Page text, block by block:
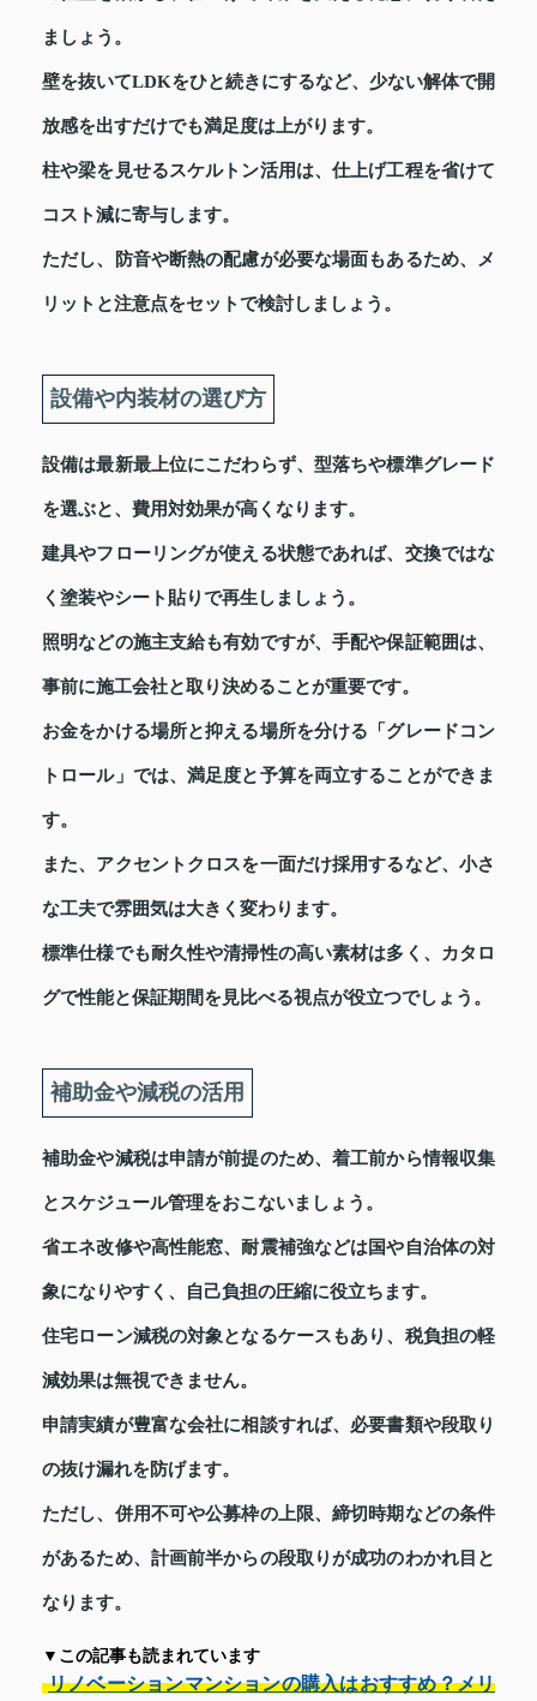
ましょう。
壁を抜いてLDKをひと続きにするなど、少ない解体で開
放感を出すだけでも満足度は上がります。
柱や梁を見せるスケルトン活用は、仕上げ工程を省けて
コスト減に寄与します。
ただし、防音や断熱の配慮が必要な場面もあるため、メ
リットと注意点をセットで検討しましょう。
設備や内装材の選び方
設備は最新最上位にこだわらず、型落ちや標準グレード
を選ぶと、費用対効果が高くなります。
建具やフローリングが使える状態であれば、交換ではな
く塗装やシート貼りで再生しましょう。
照明などの施主支給も有効ですが、手配や保証範囲は、
事前に施工会社と取り決めることが重要です。
お金をかける場所と抑える場所を分ける「グレードコン
トロール」では、満足度と予算を両立することができま
す。
また、アクセントクロスを一面だけ採用するなど、小さ
な工夫で雰囲気は大きく変わります。
標準仕様でも耐久性や清掃性の高い素材は多く、カタロ
グで性能と保証期間を見比べる視点が役立つでしょう。
補助金や減税の活用
補助金や減税は申請が前提のため、着工前から情報収集
とスケジュール管理をおこないましょう。
省エネ改修や高性能窓、耐震補強などは国や自治体の対
象になりやすく、自己負担の圧縮に役立ちます。
住宅ローン減税の対象となるケースもあり、税負担の軽
減効果は無視できません。
申請実績が豊富な会社に相談すれば、必要書類や段取り
の抜け漏れを防げます。
ただし、併用不可や公募枠の上限、締切時期などの条件
があるため、計画前半からの段取りが成功のわかれ目と
なります。
▼この記事も読まれています
リノベーションマンションの購入はおすすめ？メリ